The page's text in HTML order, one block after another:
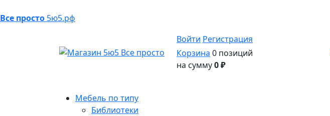
Все просто 5ю5.рф
Войти Регистрация
Корзина 0 позиций
на сумму0 ₽
Мебель по типу
Библиотеки